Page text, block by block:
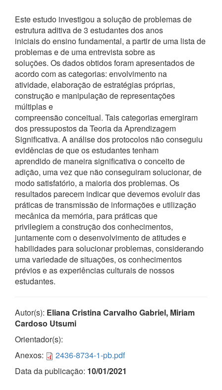
Este estudo investigou a solução de problemas de
estrutura aditiva de 3 estudantes dos anos
iniciais do ensino fundamental, a partir de uma lista de
problemas e de uma entrevista sobre as
soluções. Os dados obtidos foram apresentados de
acordo com as categorias: envolvimento na
atividade, elaboração de estratégias próprias,
construção e manipulação de representações
múltiplas e
compreensão conceitual. Tais categorias emergiram
dos pressupostos da Teoria da Aprendizagem
Significativa. A análise dos protocolos não conseguiu
evidências de que os estudantes tenham
aprendido de maneira significativa o conceito de
adição, uma vez que não conseguiram solucionar, de
modo satisfatório, a maioria dos problemas. Os
resultados parecem indicar que devemos evoluir das
práticas de transmissão de informações e utilização
mecânica da memória, para práticas que
privilegiem a construção dos conhecimentos,
juntamente com o desenvolvimento de atitudes e
habilidades para solucionar problemas, considerando
uma variedade de situações, os conhecimentos
prévios e as experiências culturais de nossos
estudantes.
Autor(s): Eliana Cristina Carvalho Gabriel, Miriam
Cardoso Utsumi
Orientador(s):
Anexos:
2436-8734-1-pb.pdf
Data da publicação: 10/01/2021